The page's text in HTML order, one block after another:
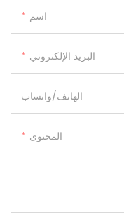
اسم
البريد الإلكتروني
الهاتف/واتساب
المحتوى